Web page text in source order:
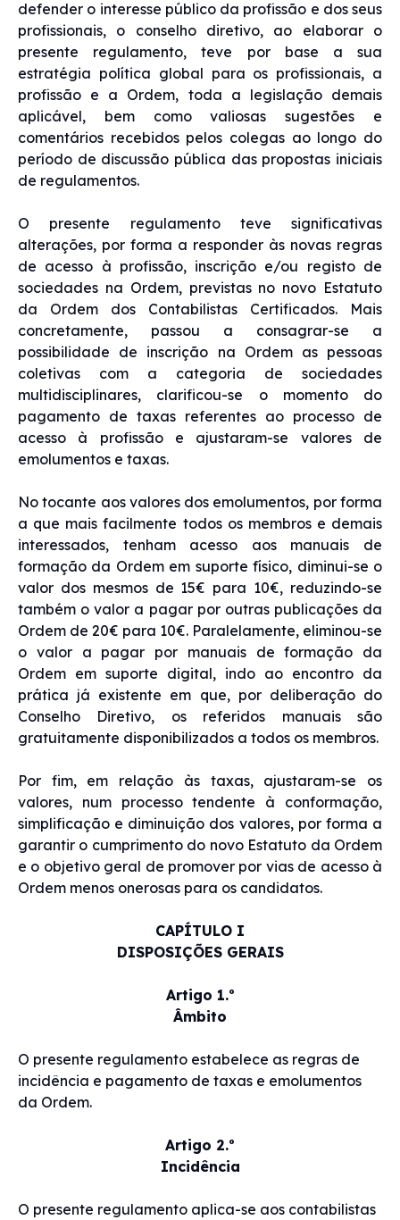
defender o interesse público da profissão e dos seus
profissionais, o conselho diretivo, ao elaborar o
presente regulamento, teve por base a sua
estratégia política global para os profissionais, a
profissão e a Ordem, toda a legislação demais
aplicável, bem como valiosas sugestões e
comentários recebidos pelos colegas ao longo do
período de discussão pública das propostas iniciais
de regulamentos.
O presente regulamento teve significativas
alterações, por forma a responder às novas regras
de acesso à profissão, inscrição e/ou registo de
sociedades na Ordem, previstas no novo Estatuto
da Ordem dos Contabilistas Certificados. Mais
concretamente, passou a consagrar-se a
possibilidade de inscrição na Ordem as pessoas
coletivas com a categoria de sociedades
multidisciplinares, clarificou-se o momento do
pagamento de taxas referentes ao processo de
acesso à profissão e ajustaram-se valores de
emolumentos e taxas.
No tocante aos valores dos emolumentos, por forma
a que mais facilmente todos os membros e demais
interessados, tenham acesso aos manuais de
formação da Ordem em suporte físico, diminui-se o
valor dos mesmos de 15€ para 10€, reduzindo-se
também o valor a pagar por outras publicações da
Ordem de 20€ para 10€. Paralelamente, eliminou-se
o valor a pagar por manuais de formação da
Ordem em suporte digital, indo ao encontro da
prática já existente em que, por deliberação do
Conselho Diretivo, os referidos manuais são
gratuitamente disponibilizados a todos os membros.
Por fim, em relação às taxas, ajustaram-se os
valores, num processo tendente à conformação,
simplificação e diminuição dos valores, por forma a
garantir o cumprimento do novo Estatuto da Ordem
e o objetivo geral de promover por vias de acesso à
Ordem menos onerosas para os candidatos.
CAPÍTULO I
DISPOSIÇÕES GERAIS
Artigo 1.º
Âmbito
O presente regulamento estabelece as regras de
incidência e pagamento de taxas e emolumentos
da Ordem.
Artigo 2.º
Incidência
O presente regulamento aplica-se aos contabilistas